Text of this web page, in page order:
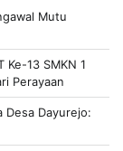
Mutu
13 SMKN 1
Perayaan
Desa Dayurejo: